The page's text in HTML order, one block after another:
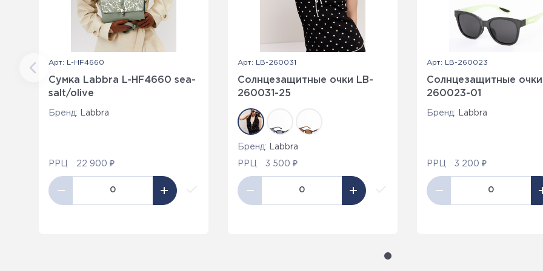
Арт: L-HF4660
Сумка Labbra L-HF4660 sea-
salt/olive
Бренд: Labbra
РРЦ 22 900 ₽
Арт: LB-260031
Солнцезащитные очки LB-
260031-25
Бренд: Labbra
РРЦ 3 500 ₽
Арт: LB-260023
Солнцезащитные
260023-01
Бренд: Labbra
РРЦ 3 200 ₽